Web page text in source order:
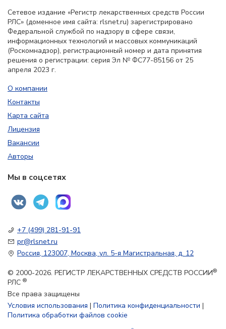
Сетевое издание «Регистр лекарственных средств России
РЛС» (доменное имя сайта: rlsnet.ru) зарегистрировано
Федеральной службой по надзору в сфере связи,
информационных технологий и массовых коммуникаций
(Роскомнадзор), регистрационный номер и дата принятия
решения о регистрации: серия Эл № ФС77-85156 от 25
апреля 2023 г.
О компании
Контакты
Карта сайта
Лицензия
Вакансии
Авторы
Мы в соцсетях
+7 (499) 281-91-91
pr@rlsnet.ru
Россия, 123007, Москва, ул. 5-я Магистральная, д. 12
© 2000-2026. РЕГИСТР ЛЕКАРСТВЕННЫХ СРЕДСТВ РОССИИ®
РЛС ®
Все права защищены
Условия использования | Политика конфиденциальности |
Политика обработки файлов cookie